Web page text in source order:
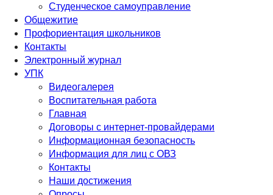
Студенческое самоуправление
Общежитие
Профориентация школьников
Контакты
Электронный журнал
УПК
Видеогалерея
Воспитательная работа
Главная
Договоры с интернет-провайдерами
Информационная безопасность
Информация для лиц с ОВЗ
Контакты
Наши достижения